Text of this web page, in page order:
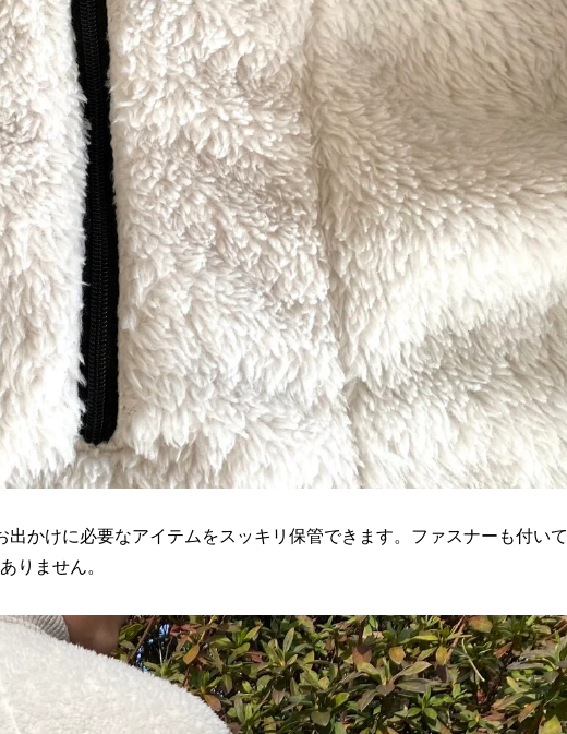
かけに必要なアイテムをスッキリ保管できます。ファスナーも付いて
りません。